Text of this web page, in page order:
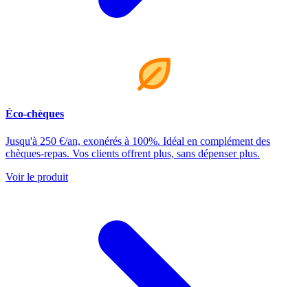
Éco-chèques
Jusqu'à 250 €/an, exonérés à 100%. Idéal en complément des
chèques-repas. Vos clients offrent plus, sans dépenser plus.
Voir le produit